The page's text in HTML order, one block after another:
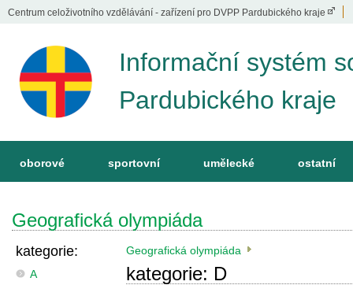
Centrum celoživotního vzdělávání - zařízení pro DVPP Pardubického kraje
Informační systém
Pardubického kraje
oborové sportovní umělecké ostatní
Geografická olympiáda
kategorie:
A
Geografická olympiáda
kategorie: D